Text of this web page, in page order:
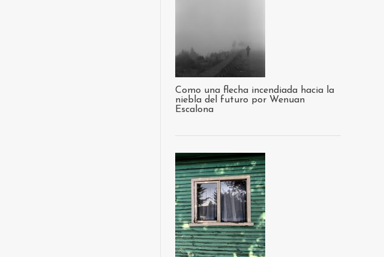
Como una flecha incendiada hacia la
niebla del futuro por Wenuan
Escalona